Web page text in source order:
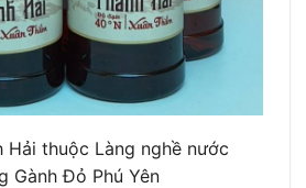
Hải thuộc Làng nghề nước
Gành Đỏ Phú Yên